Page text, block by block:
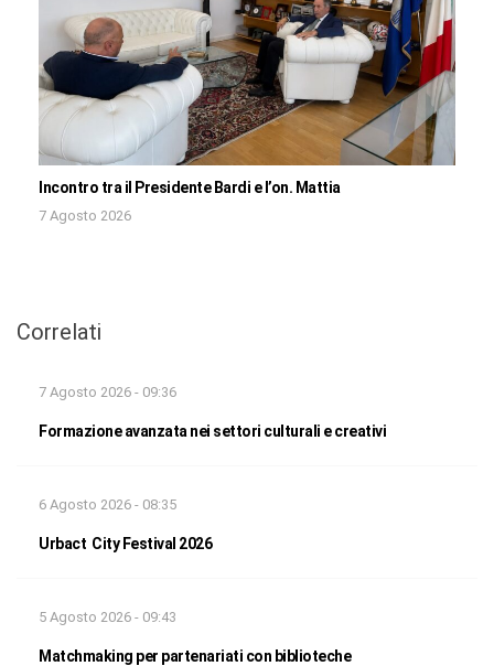
Incontro tra il Presidente Bardi e l’on. Mattia
7 Agosto 2026
Correlati
7 Agosto 2026 - 09:36
Formazione avanzata nei settori culturali e creativi
6 Agosto 2026 - 08:35
Urbact City Festival 2026
5 Agosto 2026 - 09:43
Matchmaking per partenariati con biblioteche